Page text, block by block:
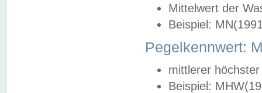
Mittelwert der
Beispiel:
Pegelkennwert:
mittlerer
Beispiel: